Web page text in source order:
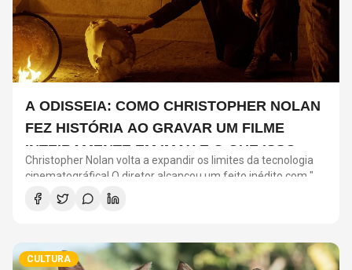
A ODISSEIA: COMO CHRISTOPHER NOLAN
FEZ HISTÓRIA AO GRAVAR UM FILME
INTEIRAMENTE EM IMAX E O QUE ISSO
SIGNIFICA
Christopher Nolan volta a expandir os limites da tecnologia
cinematográfica! O diretor alcançou um feito inédito com "A
Odisseia": o longa será o primeiro filme de ficção gravado
inteiramente com câmeras IMAX.
CULTURA